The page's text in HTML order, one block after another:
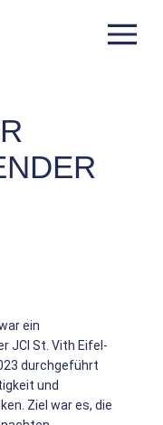
ein
JCI St. Vith Eifel-
durchgeführt
und
Ziel war es, die